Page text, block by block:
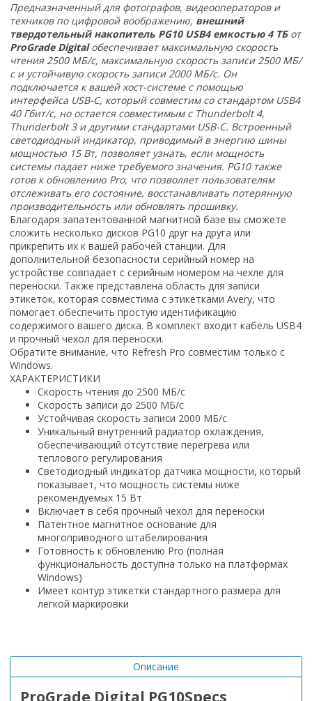
Предназначенный для фотографов, видеооператоров и
техников по цифровой воображению, внешний
твердотельный накопитель PG10 USB4 емкостью 4 ТБ от
ProGrade Digitalобеспечивает максимальную скорость
чтения 2500 МБ/с, максимальную скорость записи 2500 МБ/
с и устойчивую скорость записи 2000 МБ/с. Он
подключается к вашей хост-системе с помощью
интерфейса USB-C, который совместим со стандартом USB4
40 Гбит/с, но остается совместимым с Thunderbolt 4,
Thunderbolt 3 и другими стандартами USB-C. Встроенный
светодиодный индикатор, приводимый в энергию шины
мощностью 15 Вт, позволяет узнать, если мощность
системы падает ниже требуемого значения. PG10 также
готов к обновлению Pro, что позволяет пользователям
отслеживать его состояние, восстанавливать потерянную
производительность или обновлять прошивку.
Благодаря запатентованной магнитной базе вы сможете
сложить несколько дисков PG10 друг на друга или
прикрепить их к вашей рабочей станции. Для
дополнительной безопасности серийный номер на
устройстве совпадает с серийным номером на чехле для
переноски. Также представлена область для записи
этикеток, которая совместима с этикетками Avery, что
помогает обеспечить простую идентификацию
содержимого вашего диска. В комплект входит кабель USB4
и прочный чехол для переноски.
Обратите внимание, что Refresh Pro совместим только с
Windows.
ХАРАКТЕРИСТИКИ
Скорость чтения до 2500 МБ/с
Скорость записи до 2500 МБ/с
Устойчивая скорость записи 2000 МБ/с
Уникальный внутренний радиатор охлаждения,
обеспечивающий отсутствие перегрева или
теплового регулирования
Светодиодный индикатор датчика мощности, который
показывает, что мощность системы ниже
рекомендуемых 15 Вт
Включает в себя прочный чехол для переноски
Патентное магнитное основание для
многоприводного штабелирования
Готовность к обновлению Pro (полная
функциональность доступна только на платформах
Windows)
Имеет контур этикетки стандартного размера для
легкой маркировки
Описание
ProGrade Digital PG10Specs